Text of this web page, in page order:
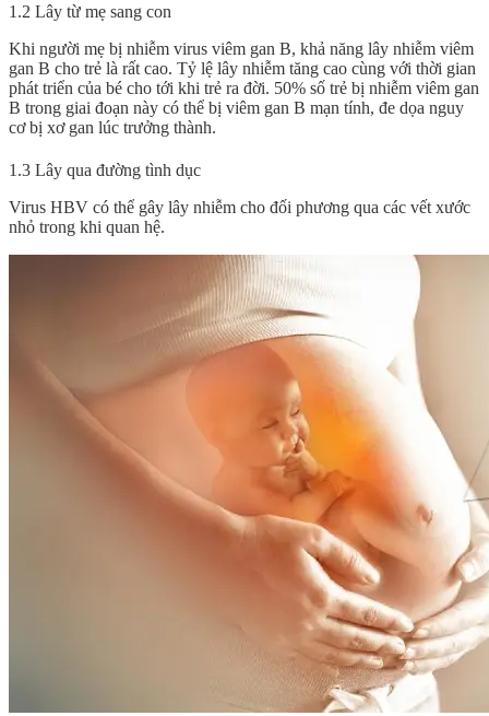
1.2 Lây từ mẹ sang con
Khi người mẹ bị nhiễm virus viêm gan B, khả năng lây nhiễm viêm
gan B cho trẻ là rất cao. Tỷ lệ lây nhiễm tăng cao cùng với thời gian
phát triển của bé cho tới khi trẻ ra đời. 50% số trẻ bị nhiễm viêm gan
B trong giai đoạn này có thể bị viêm gan B mạn tính, đe dọa nguy
cơ bị xơ gan lúc trưởng thành.
1.3 Lây qua đường tình dục
Virus HBV có thể gây lây nhiễm cho đối phương qua các vết xước
nhỏ trong khi quan hệ.